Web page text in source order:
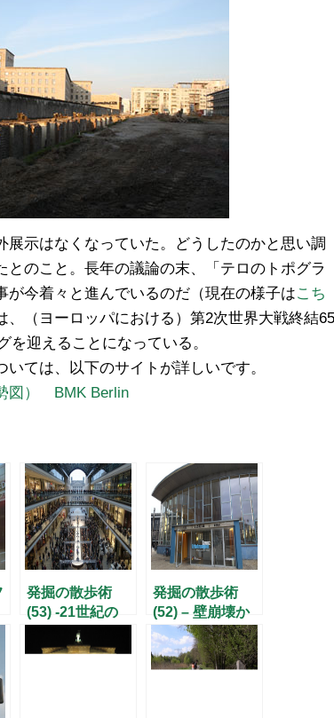
展示はなくなっていた。どうしたのかと思い調
のこと。長年の議論の末、「テロのトポグラ
が今着々と進んでいるのだ（現在の様子はこち
、（ヨーロッパにおける）第2次世界大戦終結65
を迎えることになっている。
ては、以下のサイトが詳しいです。
図） BMK Berlin
発掘の散歩術
(53) -21世紀の
「消費のカテド
ラル」が誕生-
発掘の散歩術
(52) – 壁崩壊か
ら25年、「涙の
宮殿」で越境体
験 –